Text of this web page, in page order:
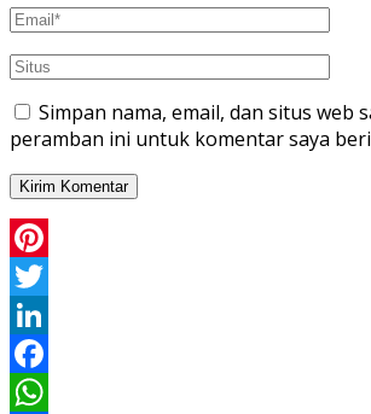
Simpan nama, email, dan situs web
peramban ini untuk komentar saya
Pinterest
Twitter
LinkedIn
Facebook